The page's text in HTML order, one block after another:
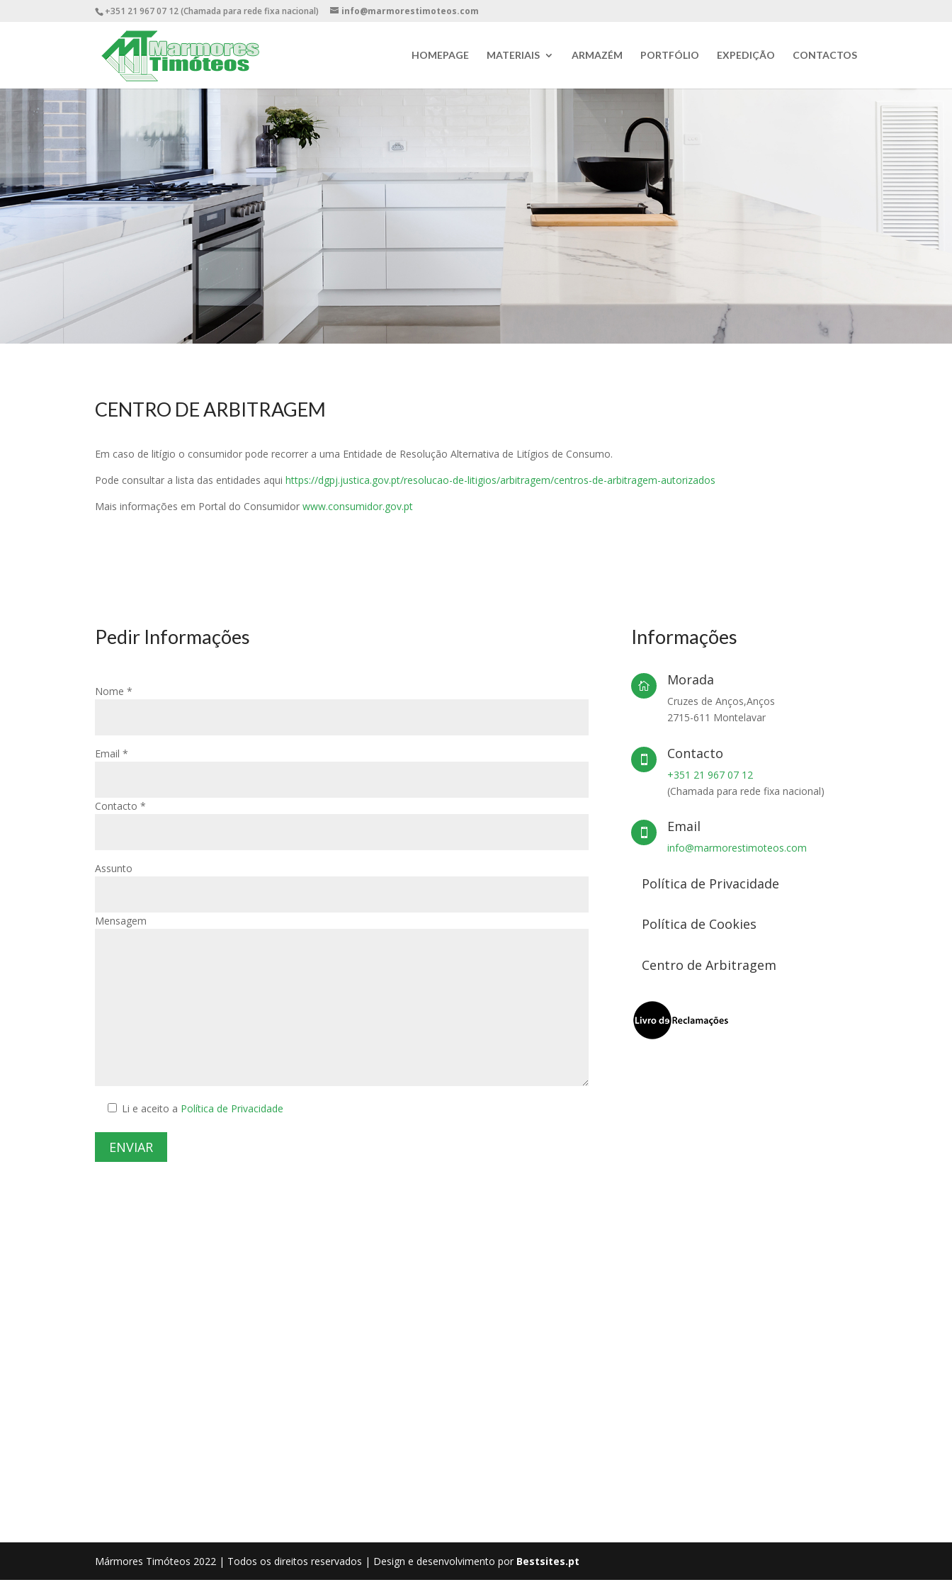
+351 21 967 07 12 (Chamada para rede fixa nacional) info@marmorestimoteos.com
HOMEPAGE MATERIAIS ARMAZÉM PORTFÓLIO EXPEDIÇÃO CONTACTOS
CENTRO DE ARBITRAGEM
Em caso de litígio o consumidor pode recorrer a uma Entidade de Resolução Alternativa de Litígios de Consumo.
Pode consultar a lista das entidades aquihttps://dgpj.justica.gov.pt/resolucao-de-litigios/arbitragem/centros-de-arbitragem-autorizados
Mais informações em Portal do Consumidorwww.consumidor.gov.pt
Pedir Informações
Nome *
Email *
Contacto *
Assunto
Mensagem
Li e aceito a Política de Privacidade
Informações
 Morada
Cruzes de Anços,Anços
2715-611 Montelavar
 Contacto
+351 21 967 07 12
(Chamada para rede fixa nacional)
 Email
info@marmorestimoteos.com
Política de Privacidade
Política de Cookies
Centro de Arbitragem
Mármores Timóteos 2022 | Todos os direitos reservados | Design e desenvolvimento por Bestsites.pt